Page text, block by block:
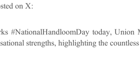
on X:
#NationalHandloomDay today, Union
strengths, highlighting the